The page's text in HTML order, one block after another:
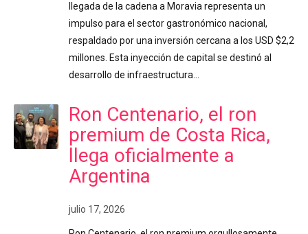
llegada de la cadena a Moravia representa un
impulso para el sector gastronómico nacional,
respaldado por una inversión cercana a los USD $2,2
millones. Esta inyección de capital se destinó al
desarrollo de infraestructura…
Ron Centenario, el ron
premium de Costa Rica,
llega oficialmente a
Argentina
julio 17, 2026